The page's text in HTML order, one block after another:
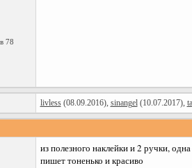
78
livless(08.09.2016), sinangel(10.07.2017),
из полезного наклейки и 2 ручки,
пишет тоненько и красиво